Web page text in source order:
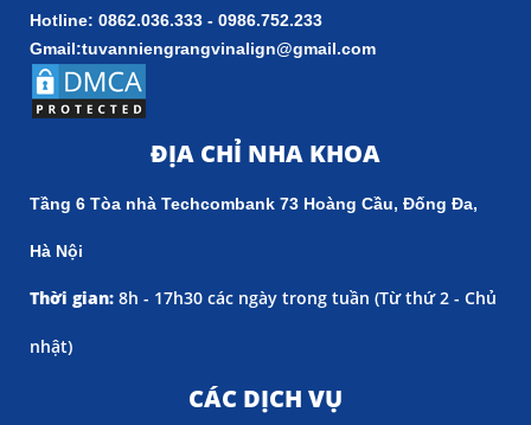
Hotline: 0862.036.333 - 0986.752.233
Gmail:tuvanniengrangvinalign@gmail.com
ĐỊA CHỈ NHA KHOA
Tầng 6 Tòa nhà Techcombank 73 Hoàng Cầu, Đống Đa,
Hà Nội
Thời gian: 8h - 17h30 các ngày trong tuần (Từ thứ 2 - Chủ
nhật)
CÁC DỊCH VỤ